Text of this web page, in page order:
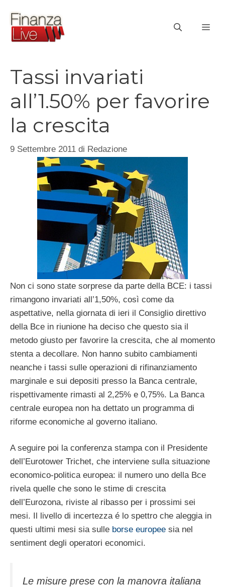
contenuto
Tassi invariati
all’1.50% per favorire
la crescita
9 Settembre 2011 di Redazione
Non ci sono state sorprese da parte della BCE: i tassi
rimangono invariati all’1,50%, così come da
aspettative, nella giornata di ieri il Consiglio direttivo
della Bce in riunione ha deciso che questo sia il
metodo giusto per favorire la crescita, che al momento
stenta a decollare. Non hanno subito cambiamenti
neanche i tassi sulle operazioni di rifinanziamento
marginale e sui depositi presso la Banca centrale,
rispettivamente rimasti al 2,25% e 0,75%. La Banca
centrale europea non ha dettato un programma di
riforme economiche al governo italiano.
A seguire poi la conferenza stampa con il Presidente
dell’Eurotower Trichet, che interviene sulla situazione
economico-politica europea: il numero uno della Bce
rivela quelle che sono le stime di crescita
dell’Eurozona, riviste al ribasso per i prossimi sei
mesi. Il livello di incertezza é lo spettro che aleggia in
questi ultimi mesi sia sulle borse europee sia nel
sentiment degli operatori economici.
Le misure prese con la manovra italiana